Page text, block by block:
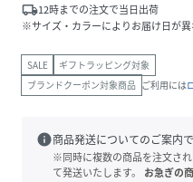
local_shipping12時までの注文で当日出荷
※サイズ・カラーによりお届け日が異
SALE
ギフトラッピング対象
ブランドクーポン対象商品 ご利用には
info商品発送についてのご案内で
※同時に複数の商品を注文さ
て発送いたします。
お急ぎの